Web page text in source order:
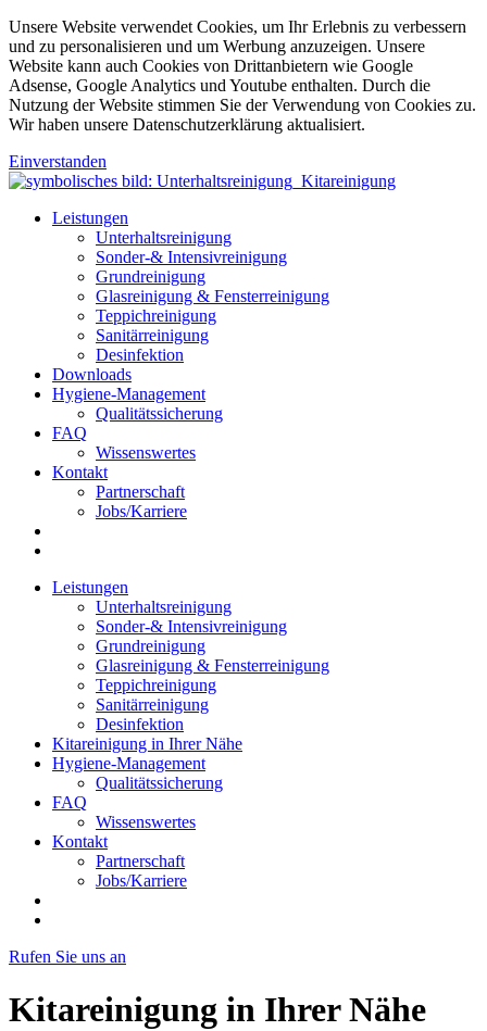
Unsere Website verwendet Cookies, um Ihr Erlebnis zu verbessern
und zu personalisieren und um Werbung anzuzeigen. Unsere
Website kann auch Cookies von Drittanbietern wie Google
Adsense, Google Analytics und Youtube enthalten. Durch die
Nutzung der Website stimmen Sie der Verwendung von Cookies zu.
Wir haben unsere Datenschutzerklärung aktualisiert.
Einverstanden
Leistungen
Unterhaltsreinigung
Sonder-& Intensivreinigung
Grundreinigung
Glasreinigung & Fensterreinigung
Teppichreinigung
Sanitärreinigung
Desinfektion
Downloads
Hygiene-Management
Qualitätssicherung
FAQ
Wissenswertes
Kontakt
Partnerschaft
Jobs/Karriere
Leistungen
Unterhaltsreinigung
Sonder-& Intensivreinigung
Grundreinigung
Glasreinigung & Fensterreinigung
Teppichreinigung
Sanitärreinigung
Desinfektion
Kitareinigung in Ihrer Nähe
Hygiene-Management
Qualitätssicherung
FAQ
Wissenswertes
Kontakt
Partnerschaft
Jobs/Karriere
Rufen Sie uns an
Kitareinigung in Ihrer Nähe